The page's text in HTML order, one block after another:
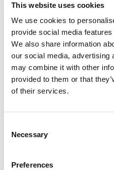
This website uses cookies
We use cookies to
provide social media
We also share information
our social media, advertising
may combine it with other
provided to them or that
of their services.
Selection
Necessary
Preferences
Zusammenarbeit.
CRM-Integration:
Kontaktdaten mit
Studierenden-
Nachrichten stets
kleines Verwaltungsteam
persönlich und